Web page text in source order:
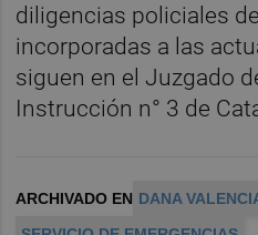
diligencias policiales
incorporadas a las
siguen en el Juzgado
Instrucción n° 3 de
ARCHIVADO EN DANA